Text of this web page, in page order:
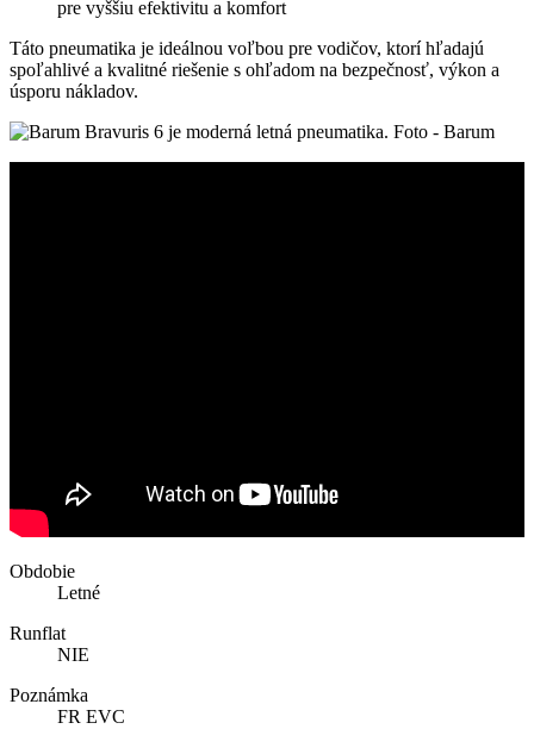
pre vyššiu efektivitu a komfort
Táto pneumatika je ideálnou voľbou pre vodičov, ktorí hľadajú
spoľahlivé a kvalitné riešenie s ohľadom na bezpečnosť, výkon a
úsporu nákladov.
Obdobie
Letné
Runflat
NIE
Poznámka
FR EVC